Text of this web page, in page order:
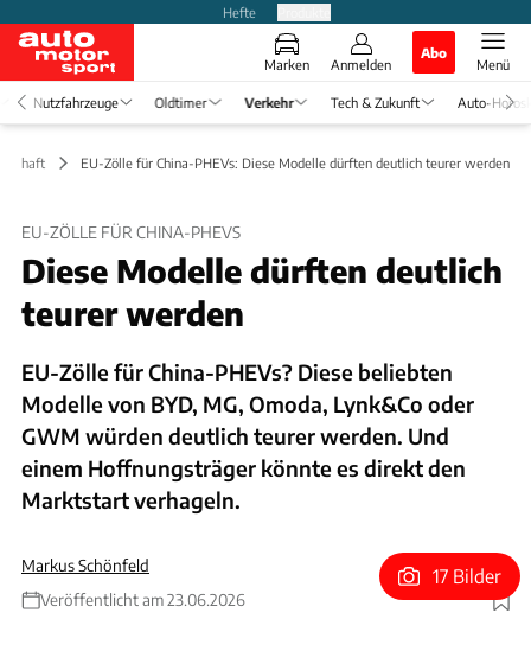
Hefte
Marken Anmelden
Abo
Menü
Nutzfahrzeuge Oldtimer Verkehr Tech & Zukunft Auto-
EU-Zölle für China-PHEVs: Diese Modelle dürften deutlich teurer werden
EU-ZÖLLE FÜR CHINA-PHEVS
Diese Modelle dürften deutlich
teurer werden
EU-Zölle für China-PHEVs? Diese beliebten
Modelle von BYD, MG, Omoda, Lynk&Co oder
GWM würden deutlich teurer werden. Und
einem Hoffnungsträger könnte es direkt den
Marktstart verhageln.
Markus Schönfeld
Veröffentlicht am 23.06.2026
Foto: Hartmanmn/Hersteller/Schönfeld
17 Bilder